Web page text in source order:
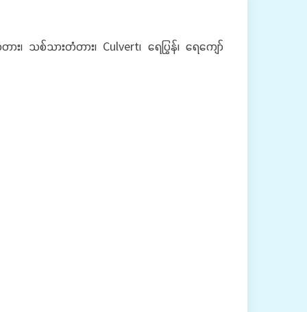
သစ်သားတံတား၊ Culvert၊ ရေပြွန်၊ ရေကျော်